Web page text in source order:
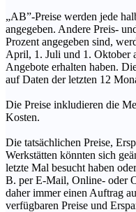
„AB”-Preise werden jede
angegeben. Andere Preis-
Prozent angegeben sind,
April, 1. Juli und 1. Oktober
Angebote erhalten haben.
auf Daten der letzten 12
Die Preise inkludieren die
Kosten.
Die tatsächlichen Preise,
Werkstätten könnten sich
letzte Mal besucht haben
B. per E-Mail, Online- oder
daher immer einen Auftrag
verfügbaren Preise und